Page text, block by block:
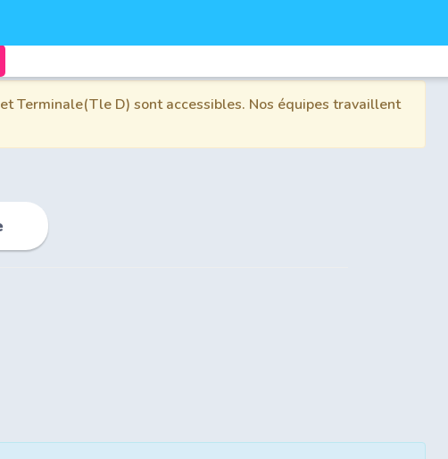
Terminale(Tle D) sont accessibles. Nos équipes travaillent